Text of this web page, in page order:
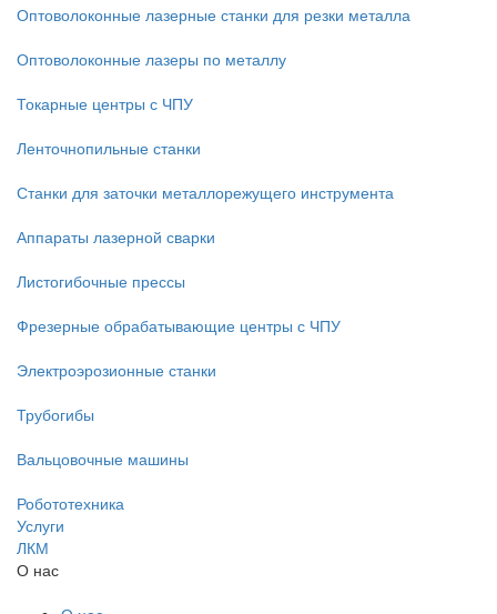
Оптоволоконные лазерные станки для резки металла
Оптоволоконные лазеры по металлу
Токарные центры с ЧПУ
Ленточнопильные станки
Станки для заточки металлорежущего инструмента
Аппараты лазерной сварки
Листогибочные прессы
Фрезерные обрабатывающие центры с ЧПУ
Электроэрозионные станки
Трубогибы
Вальцовочные машины
Робототехника
Услуги
ЛКМ
О нас